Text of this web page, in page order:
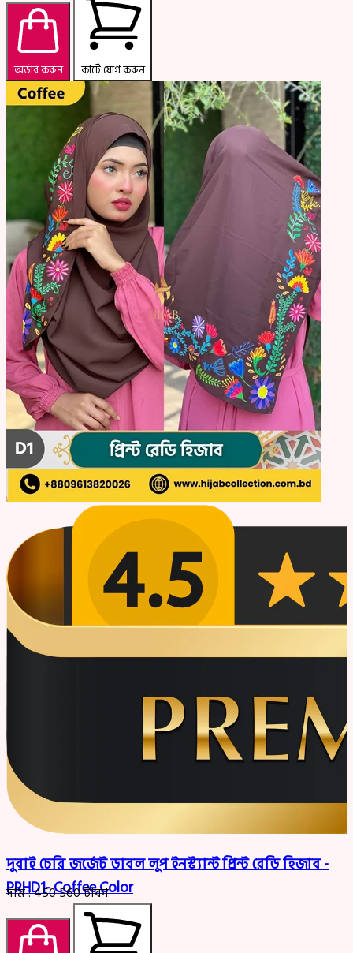
অর্ডার করুন কার্টে যোগ করুন
দুবাই চেরি জর্জেট ডাবল লুপ ইনস্ট্যান্ট প্রিন্ট রেডি হিজাব -
PRHD1- Coffee Color
দাম :450560টাকা